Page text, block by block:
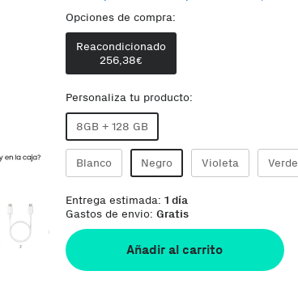
Opciones de compra:
Reacondicionado
256,38€
Personaliza tu producto:
8GB + 128 GB
Blanco Negro Violeta Verde
Entrega estimada: 1 día
Gastos de envio: Gratis
Añadir al carrito